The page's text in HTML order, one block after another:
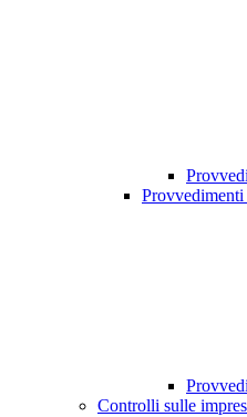
Controlli sulle